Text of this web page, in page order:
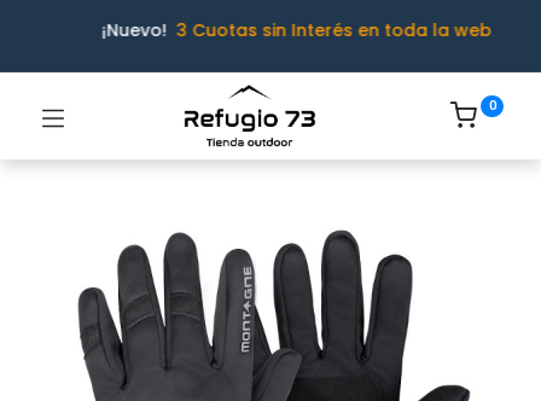
¡Nuevo! 3 Cuotas sin Interés en toda la web
0